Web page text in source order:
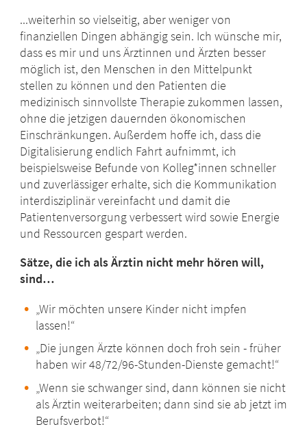
...weiterhin so vielseitig, aber weniger von
finanziellen Dingen abhängig sein. Ich wünsche mir,
dass es mir und uns Ärztinnen und Ärzten besser
möglich ist, den Menschen in den Mittelpunkt
stellen zu können und den Patienten die
medizinisch sinnvollste Therapie zukommen lassen,
ohne die jetzigen dauernden ökonomischen
Einschränkungen. Außerdem hoffe ich, dass die
Digitalisierung endlich Fahrt aufnimmt, ich
beispielsweise Befunde von Kolleg*innen schneller
und zuverlässiger erhalte, sich die Kommunikation
interdisziplinär vereinfacht und damit die
Patientenversorgung verbessert wird sowie Energie
und Ressourcen gespart werden.
Sätze, die ich als Ärztin nicht mehr hören will,
sind…
„Wir möchten unsere Kinder nicht impfen
lassen!“
„Die jungen Ärzte können doch froh sein - früher
haben wir 48/72/96-Stunden-Dienste gemacht!“
„Wenn sie schwanger sind, dann können sie nicht
als Ärztin weiterarbeiten; dann sind sie ab jetzt im
Berufsverbot!“